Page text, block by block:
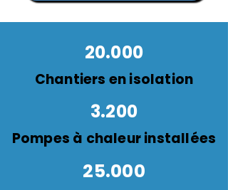
20.000
Chantiers en isolation
3.200
Pompes à chaleur installées
25.000